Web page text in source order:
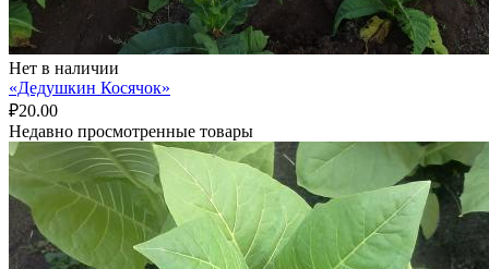
Нет в наличии
«Дедушкин Косячок»
₽20.00
Недавно просмотренные товары